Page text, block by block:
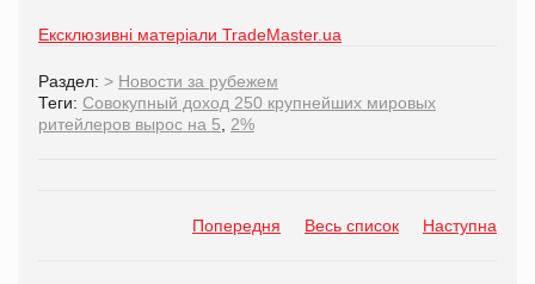
Ексклюзивні матеріали TradeMaster.ua
Раздел: > Новости за рубежем
Теги: Совокупный доход 250 крупнейших мировых
ритейлеров вырос на 5
2%
Попередня Весь список Наступна